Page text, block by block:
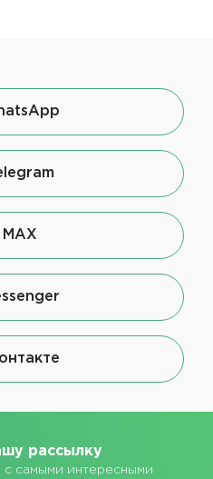
MAX
рассылку
с самыми интересными